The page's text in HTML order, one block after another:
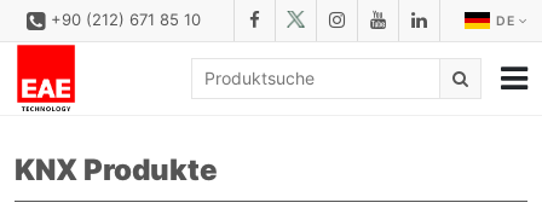
DE
+90 (212) 671 85 10
LÖSUNGS
KNX Produkte